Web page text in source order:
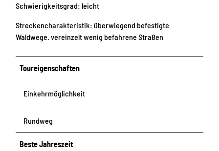
Schwierigkeitsgrad: leicht
Streckencharakteristik: überwiegend befestigte
Waldwege. vereinzelt wenig befahrene Straßen
Toureigenschaften
Einkehrmöglichkeit
Rundweg
Beste Jahreszeit